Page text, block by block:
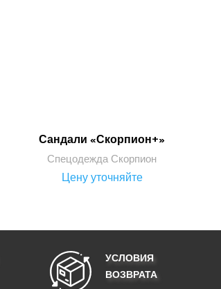
ПОДРОБНЕЕ
Сандали «Скорпион+»
Спецодежда Скорпион
Цену уточняйте
УСЛОВИЯ
ВОЗВРАТА